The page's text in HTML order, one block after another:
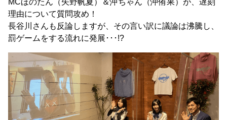
MCほのたん（矢野帆夏）＆沖ちゃん（沖侑果）が、遅刻
理由について質問攻め！
長谷川さんも反論しますが、その言い訳に議論は沸騰し、
罰ゲームをする流れに発展･･･!?